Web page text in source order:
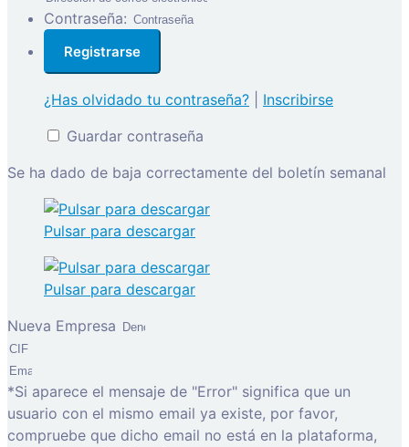
Contraseña:
¿Has olvidado tu contraseña?
Inscribirse
Guardar contraseña
Se ha dado de baja correctamente del boletín semanal
Pulsar para descargar
Pulsar para descargar
Nueva Empresa
*Si aparece el mensaje de "Error" significa que un
usuario con el mismo email ya existe, por favor,
compruebe que dicho email no está en la plataforma,